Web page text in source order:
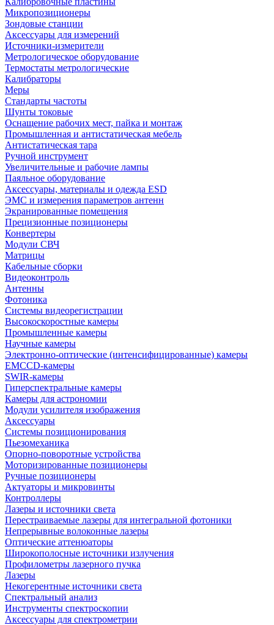
Микропозиционеры
Зондовые станции
Аксессуары для измерений
Источники-измерители
Метрологическое оборудование
Термостаты метрологические
Калибраторы
Меры
Стандарты частоты
Шунты токовые
Оснащение рабочих мест, пайка и монтаж
Промышленная и антистатическая мебель
Антистатическая тара
Ручной инструмент
Увеличительные и рабочие лампы
Паяльное оборудование
Аксессуары, материалы и одежда ESD
ЭМС и измерения параметров антенн
Экранированные помещения
Прецизионные позиционеры
Конвертеры
Модули СВЧ
Матрицы
Кабельные сборки
Видеоконтроль
Антенны
Фотоника
Cистемы видеорегистрации
Высокоскоростные камеры
Промышленные камеры
Научные камеры
Электронно-оптические (интенсифицированные) камеры
EMCCD-камеры
SWIR-камеры
Гиперспектральные камеры
Камеры для астрономии
Модули усилителя изображения
Аксессуары
Системы позиционирования
Пьезомеханика
Опорно-поворотные устройства
Моторизированные позиционеры
Ручные позиционеры
Актуаторы и микровинты
Контроллеры
Лазеры и источники света
Перестраиваемые лазеры для интегральной фотоники
Непрерывные волоконные лазеры
Оптические аттенюаторы
Широкополосные источники излучения
Профилометры лазерного пучка
Лазеры
Некогерентные источники света
Спектральный анализ
Инструменты спектроскопии
Аксессуары для спектрометрии